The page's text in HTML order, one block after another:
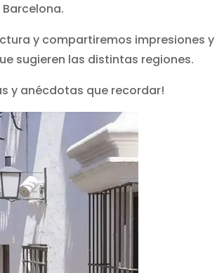
Barcelona.
y compartiremos impresiones y
sugieren las distintas regiones.
y anécdotas que recordar!